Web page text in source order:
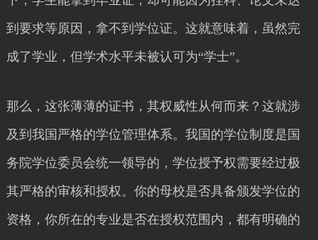
到要求等原因，拿不到学位证。这就意味着，虽然完
成了学业，但学术水平未被认可为“学士”。
那么，这张薄薄的证书，其权威性从何而来？这就涉
及到我国严格的学位管理体系。我国的学位制度是国
务院学位委员会统一领导的，学位授予权需要经过极
其严格的审核和授权。你的母校是否具备颁发学位的
资格，你所在的专业是否在授权范围内，都有明确的